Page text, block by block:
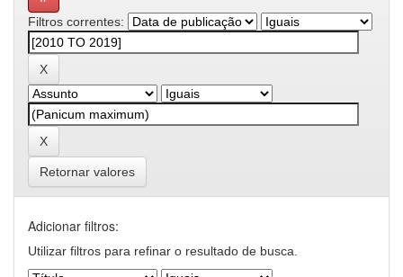
Filtros correntes:
Retornar valores
Adicionar filtros:
Utilizar filtros para refinar o resultado de busca.